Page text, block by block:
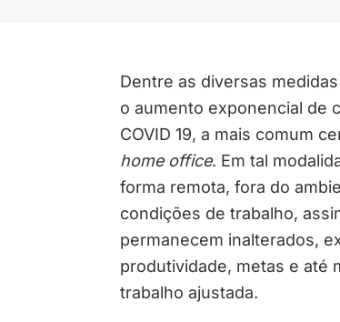
Dentre as diversas
o aumento exponencial de
COVID 19, a mais comum
home office. Em tal
forma remota, fora do
condições de trabalho,
permanecem inalterados,
produtividade, metas e até
trabalho ajustada.